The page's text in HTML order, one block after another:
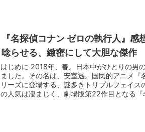
『名探偵コナン ゼロの執行人』感
唸らせる、緻密にして大胆な傑作
はじめに 2018年、春。日本中がひとりの男
ました。その名は、安室透。国民的アニメ『
リーズに登場する、謎多きトリプルフェイス
の人気は凄まじく、劇場版第22作目となる『